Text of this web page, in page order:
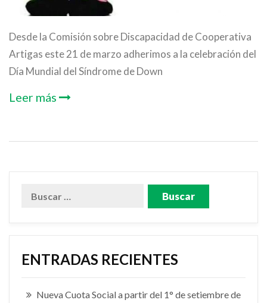
Desde la Comisión sobre Discapacidad de Cooperativa
Artigas este 21 de marzo adherimos a la celebración del
Día Mundial del Síndrome de Down
Leer más
ENTRADAS RECIENTES
Nueva Cuota Social a partir del 1° de setiembre de